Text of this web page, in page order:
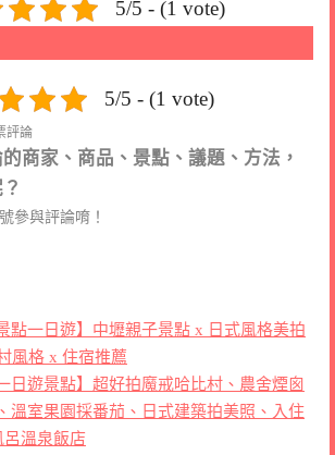
5/5 - (1 vote)
5/5 - (1 vote)
評論
商家、商品、景點、議題、方法，
參與評論唷！
點一日遊】中壢親子景點 x 日式風格美拍
風格 x 住宿推薦
日遊景點】超好拍魔戒哈比村、農舍煙囪
溫室果園採番茄、日式建築拍美照、入住
呂溫泉飯店